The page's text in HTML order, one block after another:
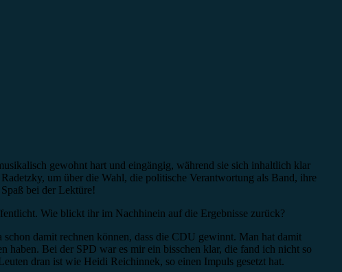
gewohnt hart und eingängig, während sie sich inhaltlich klar
um über die Wahl, die politische Verantwortung als Band, ihre
bei der Lektüre!
Wie blickt ihr im Nachhinein auf die Ergebnisse zurück?
damit rechnen können, dass die CDU gewinnt. Man hat damit
haben. Bei der SPD war es mir ein bisschen klar, die fand ich nicht so
dran ist wie Heidi Reichinnek, so einen Impuls gesetzt hat.